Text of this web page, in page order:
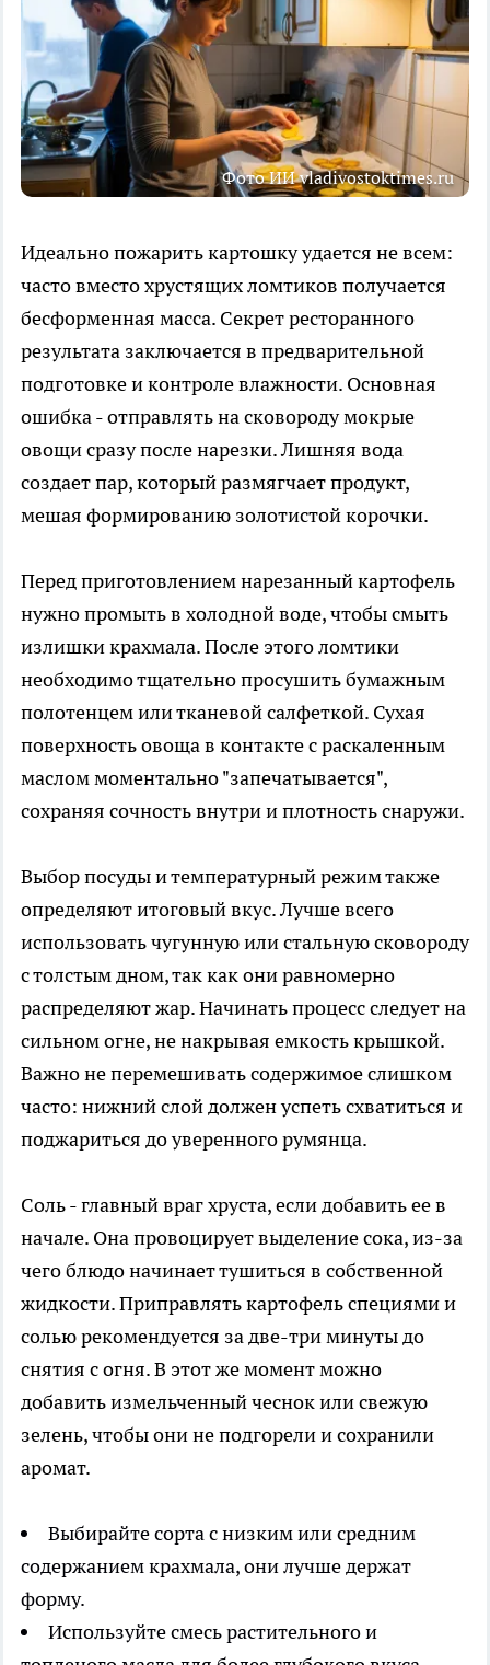
Фото ИИ vladivostoktimes.ru
Идеально пожарить картошку удается не всем:
часто вместо хрустящих ломтиков получается
бесформенная масса. Секрет ресторанного
результата заключается в предварительной
подготовке и контроле влажности. Основная
ошибка - отправлять на сковороду мокрые
овощи сразу после нарезки. Лишняя вода
создает пар, который размягчает продукт,
мешая формированию золотистой корочки.
Перед приготовлением нарезанный картофель
нужно промыть в холодной воде, чтобы смыть
излишки крахмала. После этого ломтики
необходимо тщательно просушить бумажным
полотенцем или тканевой салфеткой. Сухая
поверхность овоща в контакте с раскаленным
маслом моментально "запечатывается",
сохраняя сочность внутри и плотность снаружи.
Выбор посуды и температурный режим также
определяют итоговый вкус. Лучше всего
использовать чугунную или стальную сковороду
с толстым дном, так как они равномерно
распределяют жар. Начинать процесс следует на
сильном огне, не накрывая емкость крышкой.
Важно не перемешивать содержимое слишком
часто: нижний слой должен успеть схватиться и
поджариться до уверенного румянца.
Соль - главный враг хруста, если добавить ее в
начале. Она провоцирует выделение сока, из-за
чего блюдо начинает тушиться в собственной
жидкости. Приправлять картофель специями и
солью рекомендуется за две-три минуты до
снятия с огня. В этот же момент можно
добавить измельченный чеснок или свежую
зелень, чтобы они не подгорели и сохранили
аромат.
Выбирайте сорта с низким или средним
содержанием крахмала, они лучше держат
форму.
Используйте смесь растительного и